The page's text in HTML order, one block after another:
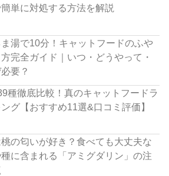
簡単に対処する方法を解説
湯で10分！キャットフードのふや
完全ガイド｜いつ・どうやって・
要？
種徹底比較！真のキャットフードラ
グ【おすすめ11選&口コミ評価】
の匂いが好き？食べても大丈夫な
に含まれる「アミグダリン」の注